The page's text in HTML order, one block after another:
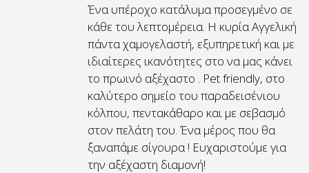
Ένα υπέροχο κατάλυμα προσεγμένο σε
κάθε του λεπτομέρεια. Η κυρία Αγγελική
πάντα χαμογελαστή, εξυπηρετική και με
ιδιαίτερες ικανότητες στο να μας κάνει
το πρωινό αξέχαστο . Pet friendly, στο
καλύτερο σημείο του παραδεισένιου
κόλπου, πεντακάθαρο και με σεβασμό
στον πελάτη του. Ένα μέρος που θα
ξαναπάμε σίγουρα ! Ευχαριστούμε για
την αξέχαστη διαμονή!